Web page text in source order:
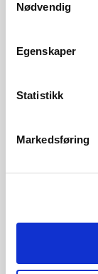
Nødvendig
Egenskaper
Statistikk
Markedsføring
WMS-
Innmelding